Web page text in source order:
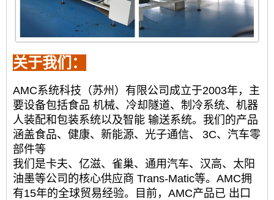
关于我们：
AMC系统科技（苏州）有限公司成立于2003年，主
要设备包括食品 机械、冷却隧道、制冷系统、机器
人装配和包装系统以及智能 输送系统。我们的产品
涵盖食品、健康、新能源、光子通信、
3C、汽车零
部件等
我们是卡夫、亿滋、雀巢、通用汽车、汉高、太阳
油墨等公司的核心供应商 Trans-Matic等。AMC拥
有15年的全球贸易经验。目前，AMC产品已 出口